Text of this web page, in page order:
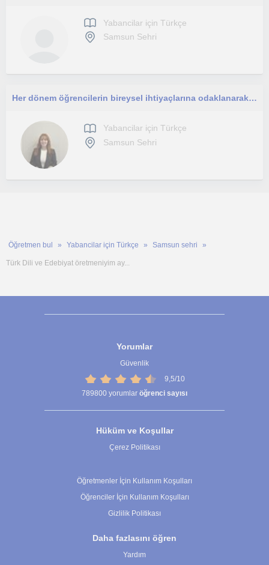
Yabancilar için Türkçe
Samsun Sehri
Her dönem öğrencilerin bireysel ihtiyaçlarına odaklanarak, dersleri anlaşılır ve keyifli hale getirmeyi amaçlayan bir eğitmenim
Yabancilar için Türkçe
Samsun Sehri
Öğretmen bul Yabancilar için Türkçe Samsun sehri
Türk Dili ve Edebiyat öretmeniyim ay...
Yorumlar
Güvenlik
9,5/10
789800 yorumlar öğrenci sayısı
Hüküm ve Koşullar
Çerez Politikası
Öğretmenler İçin Kullanım Koşulları
Öğrenciler İçin Kullanım Koşulları
Gizlilik Politikası
Daha fazlasını öğren
Yardım